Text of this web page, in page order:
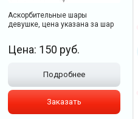
Аскорбительные шары
девушке, цена указана за шар
Цена: 150 руб.
Подробнее
Заказать